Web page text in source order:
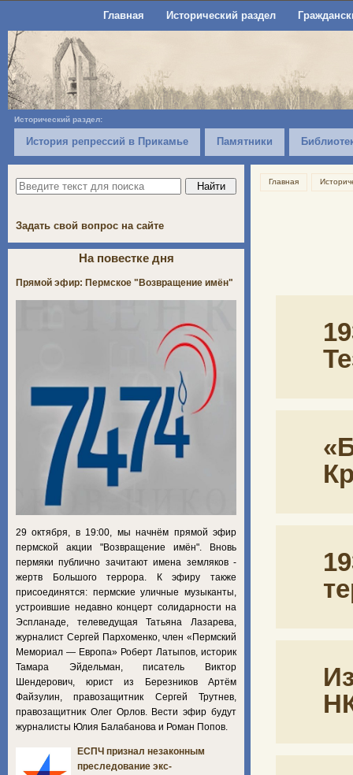
Главная Исторический раздел
Исторический раздел:
История репрессий в Прикамье Памятники
Главная
Задать свой вопрос на сайте
На повестке дня
Прямой эфир: Пермское "Возвращение имён"
29 октября, в 19:00, мы начнём прямой эфир
пермской акции "Возвращение имён". Вновь
пермяки публично зачитают имена земляков -
жертв Большого террора. К эфиру также
присоединятся: пермские уличные музыканты,
устроившие недавно концерт солидарности на
Эспланаде, телеведущая Татьяна Лазарева,
журналист Сергей Пархоменко, член «Пермский
Мемориал — Европа» Роберт Латыпов, историк
Тамара Эйдельман, писатель Виктор
Шендерович, юрист из Березников Артём
Файзулин, правозащитник Сергей Трутнев,
правозащитник Олег Орлов. Вести эфир будут
журналисты Юлия Балабанова и Роман Попов.
ЕСПЧ признал незаконным
преследование экс-